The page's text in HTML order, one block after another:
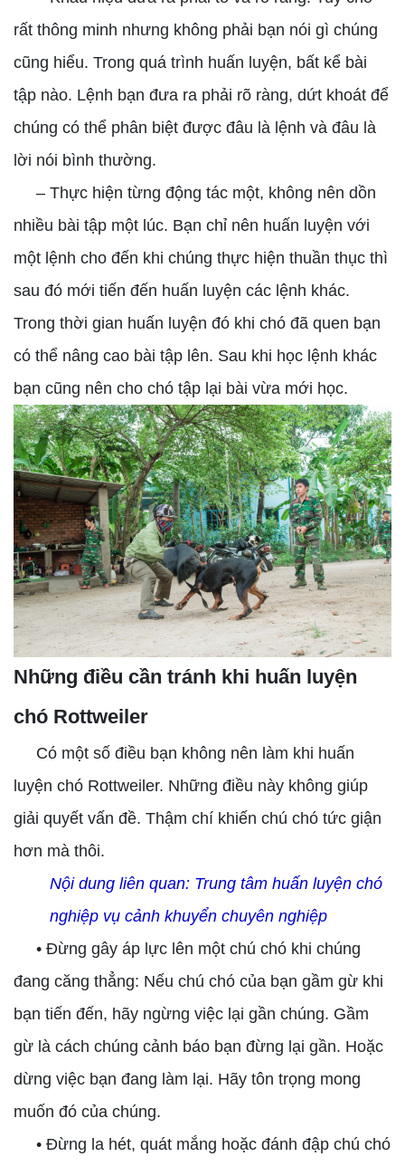
rất thông minh nhưng không phải bạn nói gì chúng
cũng hiểu. Trong quá trình huấn luyện, bất kể bài
tập nào. Lệnh bạn đưa ra phải rõ ràng, dứt khoát để
chúng có thể phân biệt được đâu là lệnh và đâu là
lời nói bình thường.
– Thực hiện từng động tác một, không nên dồn
nhiều bài tập một lúc. Bạn chỉ nên huấn luyện với
một lệnh cho đến khi chúng thực hiện thuần thục thì
sau đó mới tiến đến huấn luyện các lệnh khác.
Trong thời gian huấn luyện đó khi chó đã quen bạn
có thể nâng cao bài tập lên. Sau khi học lệnh khác
bạn cũng nên cho chó tập lại bài vừa mới học.
Những điều cần tránh khi huấn luyện
chó Rottweiler
Có một số điều bạn không nên làm khi huấn
luyện chó Rottweiler. Những điều này không giúp
giải quyết vấn đề. Thậm chí khiến chú chó tức giận
hơn mà thôi.
Nội dung liên quan: Trung tâm huấn luyện chó
nghiệp vụ cảnh khuyển chuyên nghiệp
• Đừng gây áp lực lên một chú chó khi chúng
đang căng thẳng: Nếu chú chó của bạn gầm gừ khi
bạn tiến đến, hãy ngừng việc lại gần chúng. Gầm
gừ là cách chúng cảnh báo bạn đừng lại gần. Hoặc
dừng việc bạn đang làm lại. Hãy tôn trọng mong
muốn đó của chúng.
• Đừng la hét, quát mắng hoặc đánh đập chú chó